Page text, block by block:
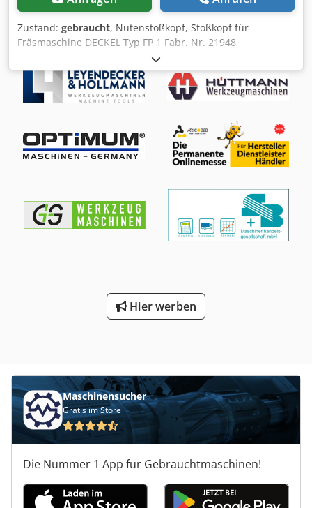
Zustand: gebraucht, Nutenstoßkopf, Stoßkopf für
Fräsmaschine DECKEL Typ FP 1 Fabr. Nr. 21948
Schwalbenschwanzbreite: ca. 74 - 88 mm
Schwalbenschwanzhöhe: ca. 14,5 mm
Schwalbenschwanzlänge: 285 mm
Schwalbenschwanzvorderkante bis Mitte Zahnrad: ca. 200
Doppelhübe/min. Werkzeugaufnahme: 4-kant, 16 x 16 mm
mit Klemmplatte - Hubgröße über Exzenterverstellung
einstellbar - Antrieb vom Maschinengetriebe, innerhalb
Vertikalkopf) Djdpfjznn Hrox Am Askr - Dieser
Nutenstoßkopf wird an Stelle des normalen
Vertikalfräskopfes in die Schwalbenschwanzführung
eingeschoben (Montage an Stelle vom Vertikalfräskopf,
Gradskalierung +/- 35° - kleine Ausbruchstelle am Gehäuse
Gewicht: 28,5 kg DECKEL FP1 hat am Antriebsrad einen
Eingriffswinkel von 15° DECKEL FP2 + FP3 - hat am
Hier werben
Maschinensucher
Gratis im Store
Die Nummer 1 App für Gebrauchtmaschinen!